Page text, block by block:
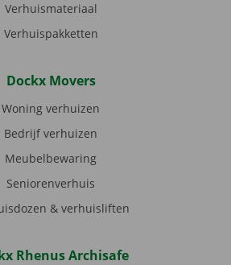
Verhuismateriaal
Verhuispakketten
Dockx Movers
Woning verhuizen
Bedrijf verhuizen
Meubelbewaring
Seniorenverhuis
& verhuisliften
Rhenus Archisafe